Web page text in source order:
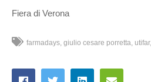
Fiera di Verona
farmadays giulio cesare porretta utifar